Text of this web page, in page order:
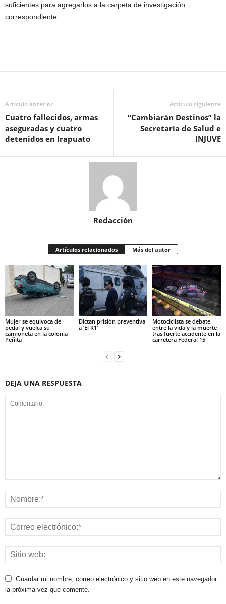
suficientes para agregarlos a la carpeta de investigación
correspondiente.
Artículo anterior
Cuatro fallecidos, armas
aseguradas y cuatro
detenidos en Irapuato
Artículo siguiente
“Cambiarán Destinos” la
Secretaría de Salud e
INJUVE
Redacción
Artículos relacionados Más del autor
Mujer se equivoca de
pedal y vuelca su
camioneta en la colonia
Peñita
Dictan prisión preventiva
a ‘El R1’
Motociclista se debate
entre la vida y la muerte
tras fuerte accidente en la
carretera Federal 15
DEJA UNA RESPUESTA
Guardar mi nombre, correo electrónico y sitio web en este navegador
la próxima vez que comente.